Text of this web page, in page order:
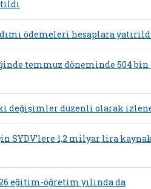
ödemeleri hesaplara
temmuz döneminde 504
değişimler düzenli olarak
SYDV’lere 1,2 milyar lira
eğitim-öğretim yılında da